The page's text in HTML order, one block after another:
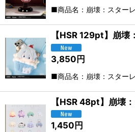
■商品名：崩壊：スター
【HSR 129pt】崩
3,850円
■商品名：崩壊：スター
【HSR 48pt】崩壊
1,450 円